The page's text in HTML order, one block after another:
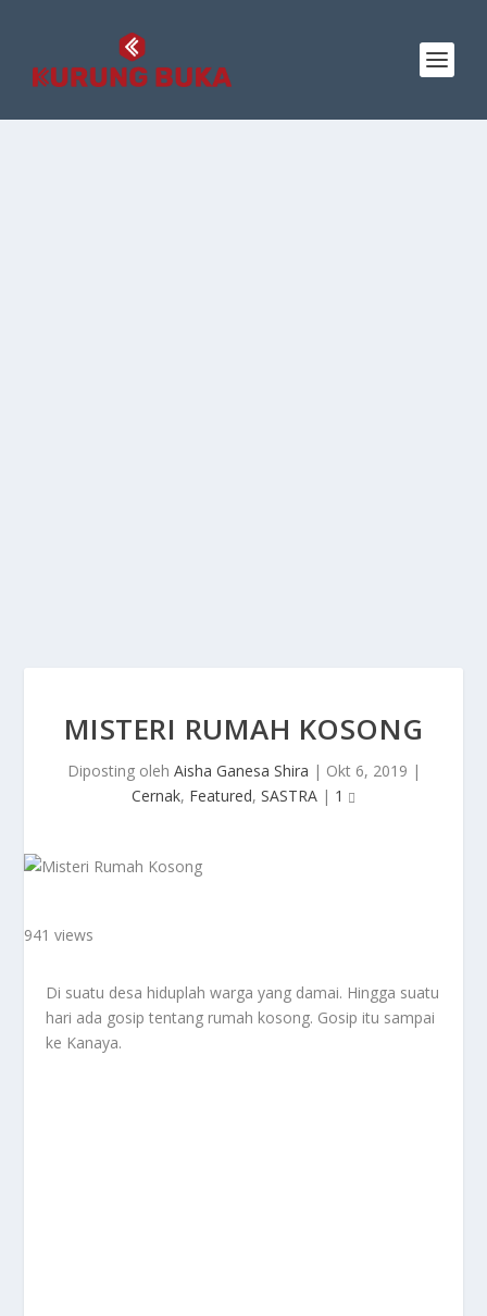
MISTERI RUMAH KOSONG
Diposting oleh Aisha Ganesa Shira | Okt 6, 2019 |
Cernak, Featured, SASTRA | 1
941 views
Di suatu desa hiduplah warga yang damai. Hingga suatu
hari ada gosip tentang rumah kosong. Gosip itu sampai
ke Kanaya.